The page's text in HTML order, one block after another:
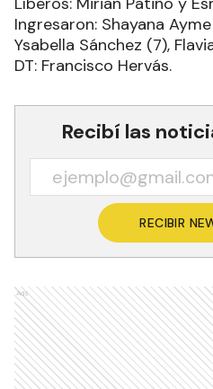
Ingresaron: Shayana
Ysabella Sánchez (7),
DT: Francisco Hervás.
Recibí las
RECIBIR
Ads